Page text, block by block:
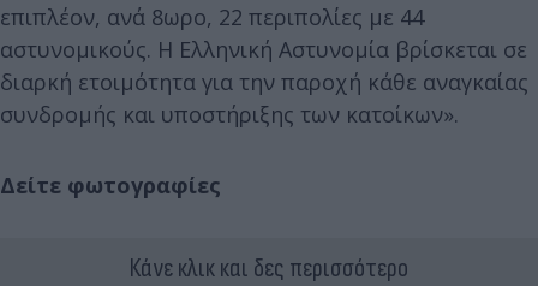
επιπλέον, ανά 8ωρο, 22 περιπολίες με 44
αστυνομικούς. Η Ελληνική Αστυνομία βρίσκεται σε
διαρκή ετοιμότητα για την παροχή κάθε αναγκαίας
συνδρομής και υποστήριξης των κατοίκων».
Δείτε φωτογραφίες
Κάνε κλικ και δες περισσότερο